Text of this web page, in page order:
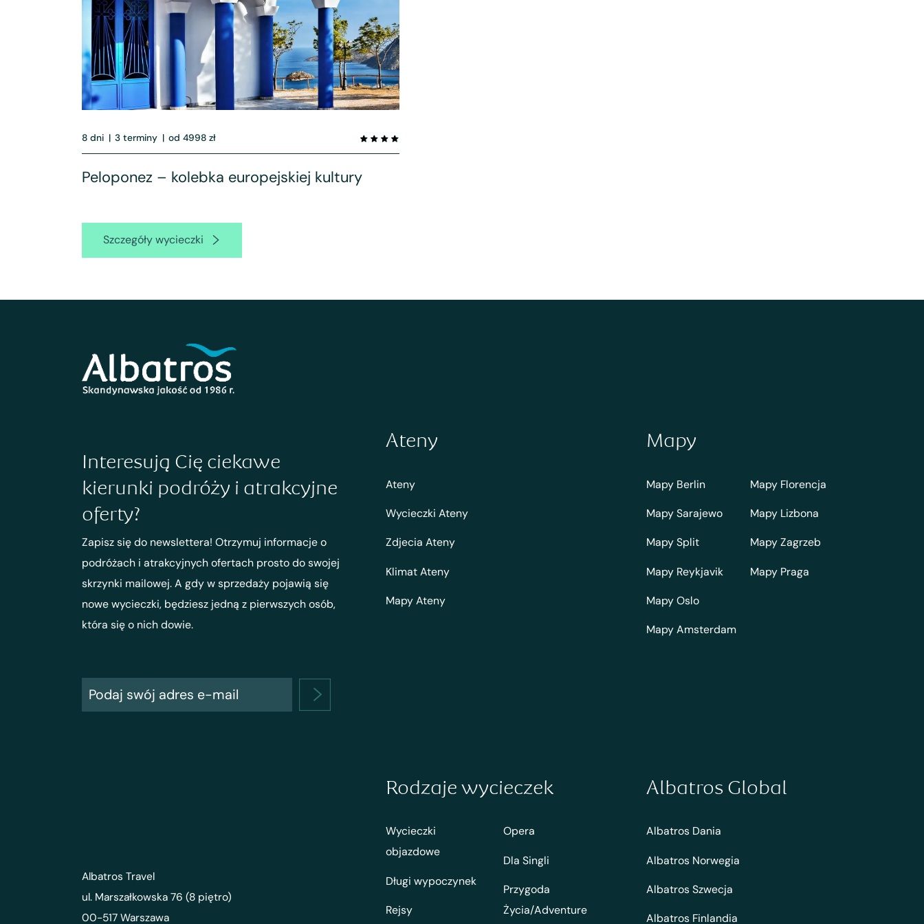
8 dni | 3 terminy | od 4998 zł
Peloponez – kolebka europejskiej kultury
Szczegóły wycieczki
Interesują Cię ciekawe
kierunki podróży i atrakcyjne
oferty?
Zapisz się do newslettera! Otrzymuj informacje o
podróżach i atrakcyjnych ofertach prosto do swojej
skrzynki mailowej. A gdy w sprzedaży pojawią się
nowe wycieczki, będziesz jedną z pierwszych osób,
która się o nich dowie.
Ateny
Ateny
Wycieczki Ateny
Zdjecia Ateny
Klimat Ateny
Mapy Ateny
Mapy
Mapy Berlin
Mapy Sarajewo
Mapy Split
Mapy Reykjavik
Mapy Oslo
Mapy Amsterdam
Mapy Florencja
Mapy Lizbona
Mapy Zagrzeb
Mapy Praga
Albatros Travel
ul. Marszałkowska 76 (8 piętro)
00-517 Warszawa
Rodzaje wycieczek
Wycieczki
objazdowe
Długi wypoczynek
Rejsy
Opera
Dla Singli
Przygoda
Życia/Adventure
Albatros Global
Albatros Dania
Albatros Norwegia
Albatros Szwecja
Albatros Finlandia